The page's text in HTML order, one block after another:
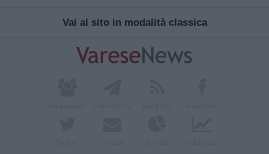
Vai al sito in modalità classica